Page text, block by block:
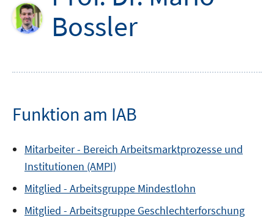
Bossler
Funktion am IAB
Mitarbeiter - Bereich Arbeitsmarktprozesse und
Institutionen (AMPI)
Mitglied - Arbeitsgruppe Mindestlohn
Mitglied - Arbeitsgruppe Geschlechterforschung